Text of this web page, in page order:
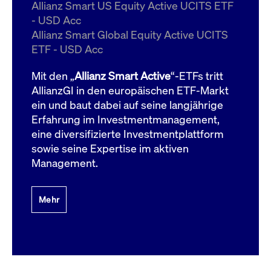
Allianz Smart US Equity Active UCITS ETF
- USD Acc
Allianz Smart Global Equity Active UCITS
ETF - USD Acc
Mit den „Allianz Smart Active“-ETFs tritt
AllianzGI in den europäischen ETF-Markt
ein und baut dabei auf seine langjährige
Erfahrung im Investmentmanagement,
eine diversifizierte Investmentplattform
sowie seine Expertise im aktiven
Management.
Mehr
ApplicationGatewayAffinityCORS
boerse.com
Domain
bis